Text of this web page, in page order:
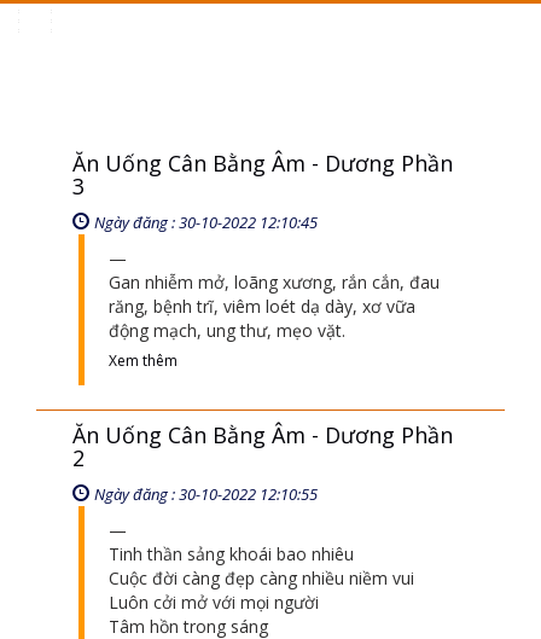
Ăn Uống Cân Bằng Âm - Dương Phần
3
Ngày đăng : 30-10-2022 12:10:45
Gan nhiễm mở, loãng xương, rắn cắn, đau
răng, bệnh trĩ, viêm loét dạ dày, xơ vữa
động mạch, ung thư, mẹo vặt.
Xem thêm
Ăn Uống Cân Bằng Âm - Dương Phần
2
Ngày đăng : 30-10-2022 12:10:55
Tinh thần sảng khoái bao nhiêu
Cuộc đời càng đẹp càng nhiều niềm vui
Luôn cởi mở với mọi người
Tâm hồn trong sáng